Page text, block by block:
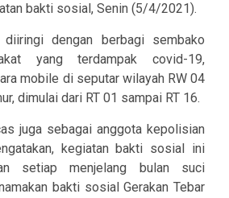
bakti sosial, Senin (5/4/2021).
diiringi dengan berbagi sembako
yang terdampak covid-19,
mobile di seputar wilayah RW 04
dimulai dari RT 01 sampai RT 16.
juga sebagai anggota kepolisian
kegiatan bakti sosial ini
setiap menjelang bulan suci
bakti sosial Gerakan Tebar